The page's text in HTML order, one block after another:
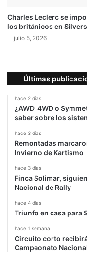
Charles Leclerc se
los británicos en
julio 5, 2026
Últimas
hace 2 días
¿AWD, 4WD o
saber sobre los
hace 3 días
Remontadas
Invierno de Kartismo
hace 3 días
Finca Solimar,
Nacional de Rally
hace 4 días
Triunfo en casa para
hace 1 semana
Circuito corto
Campeonato